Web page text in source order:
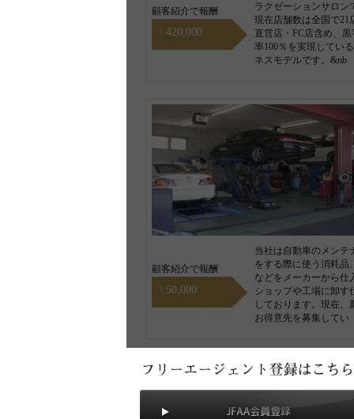
ラクゼーションサロン
現在店舗数は全国で21
直営店・FC店含め、
率100％を実現してい
ネスモデルです。&nb
\ 420,000
顧客紹介で報酬
当社は自動車のメンテ
をする際に使う消耗品
などをメーカーから仕
ショップや工場に卸す
しております。現在、
お得意先を募集してい
\ 50,000
顧客紹介で報酬